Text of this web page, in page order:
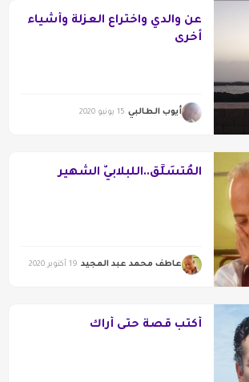
عن والدي واختراع العزلة وأشياء
أخرى
أيوب الطالبي 15 يونيو 2020
المُتَسَلِّقُ..اللبلابيُّ الشهير
عاطف محمد عبد المجيد 19 أكتوبر 2020
أُكتب قصة حتى أراك